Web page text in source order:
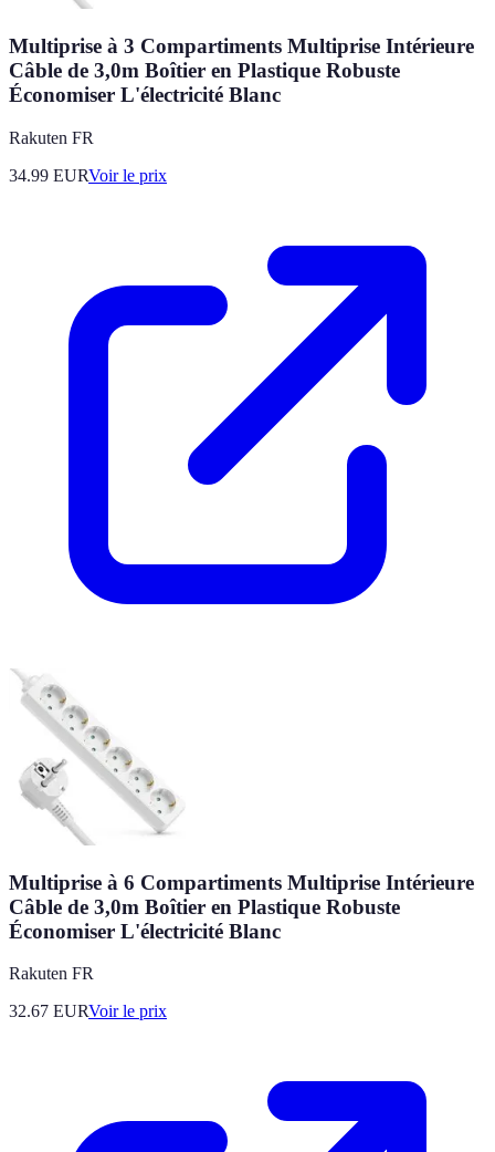
Multiprise à 3 Compartiments Multiprise Intérieure
Câble de 3,0m Boîtier en Plastique Robuste
Économiser L'électricité Blanc
Rakuten FR
34.99 EURVoir le prix
Multiprise à 6 Compartiments Multiprise Intérieure
Câble de 3,0m Boîtier en Plastique Robuste
Économiser L'électricité Blanc
Rakuten FR
32.67 EURVoir le prix